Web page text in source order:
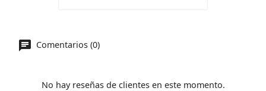
Comentarios (0)
No hay reseñas de clientes en este momento.